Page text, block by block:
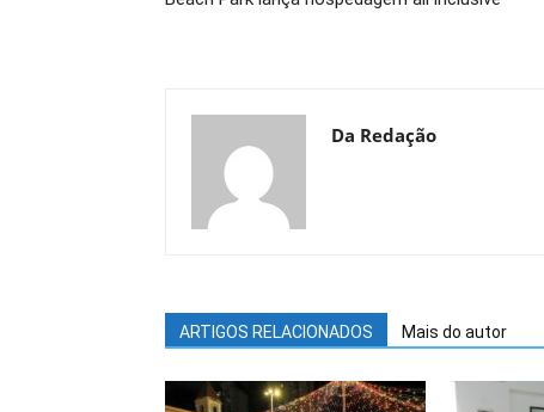
Da Redação
ARTIGOS RELACIONADOS Mais do autor